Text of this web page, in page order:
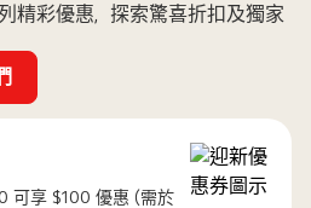
精彩優惠，探索驚喜折扣及獨家
可享 $100 優惠 (需於